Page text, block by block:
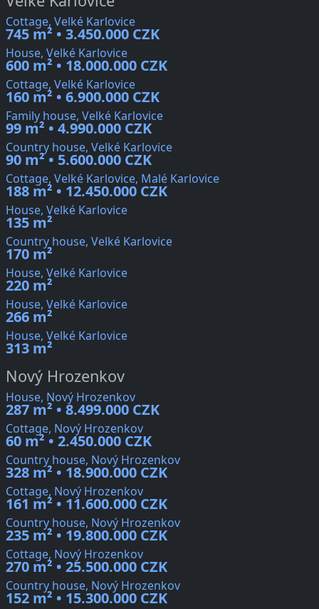
Cottage, Velké Karlovice
745 m² • 3.450.000 CZK
House, Velké Karlovice
600 m² • 18.000.000 CZK
Cottage, Velké Karlovice
160 m² • 6.900.000 CZK
Family house, Velké Karlovice
99 m² • 4.990.000 CZK
Country house, Velké Karlovice
90 m² • 5.600.000 CZK
Cottage, Velké Karlovice, Malé Karlovice
188 m² • 12.450.000 CZK
House, Velké Karlovice
135 m²
Country house, Velké Karlovice
170 m²
House, Velké Karlovice
220 m²
House, Velké Karlovice
266 m²
House, Velké Karlovice
313 m²
Nový Hrozenkov
House, Nový Hrozenkov
287 m² • 8.499.000 CZK
Cottage, Nový Hrozenkov
60 m² • 2.450.000 CZK
Country house, Nový Hrozenkov
328 m² • 18.900.000 CZK
Cottage, Nový Hrozenkov
161 m² • 11.600.000 CZK
Country house, Nový Hrozenkov
235 m² • 19.800.000 CZK
Cottage, Nový Hrozenkov
270 m² • 25.500.000 CZK
Country house, Nový Hrozenkov
152 m² • 15.300.000 CZK